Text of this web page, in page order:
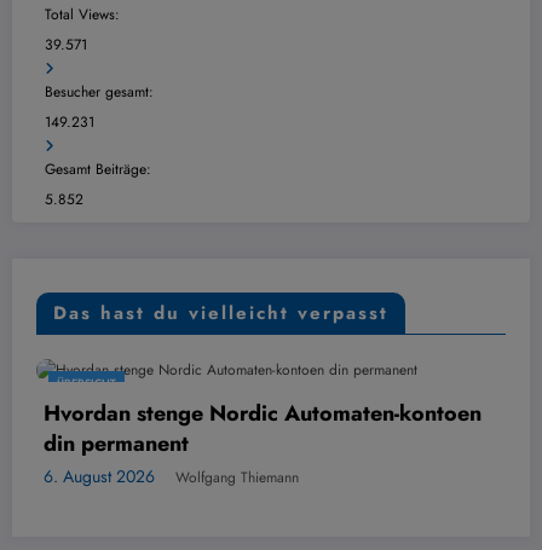
Total Views:
39.571
Besucher gesamt:
149.231
Gesamt Beiträge:
5.852
Das hast du vielleicht verpasst
ÜBERSICHT
stenge Nordic Automaten-kontoen
permanent
August 2026 Wolfgang Thiemann